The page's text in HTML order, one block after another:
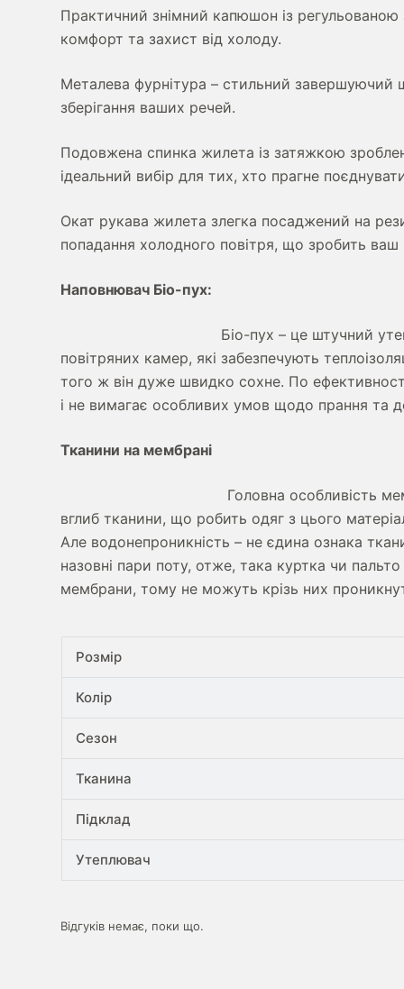
Практичний знімний капюшон із
комфорт та захист від холоду.
Металева фурнітура – стильний завершуючий
зберігання ваших речей.
Подовжена спинка жилета із затяжкою
ідеальний вибір для тих, хто прагне
Окат рукава жилета злегка посаджений на
попадання холодного повітря, що зробить
Наповнювач Біо-пух:
Біо-пух – це штучний
повітряних камер, які забезпечують
того ж він дуже швидко сохне. По
і не вимагає особливих умов щодо прання та
Тканини на мембрані
Головна особливість
вглиб тканини, що робить одяг з цього
Але водонепроникність – не єдина ознака
назовні пари поту, отже, така куртка чи
мембрани, тому не можуть крізь них
Розмір
Колір
Сезон
Тканина
Підклад
Утеплювач
Відгуків немає, поки що.